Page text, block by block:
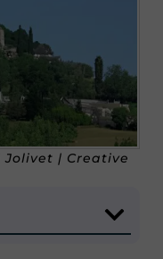
Jolivet | Creative